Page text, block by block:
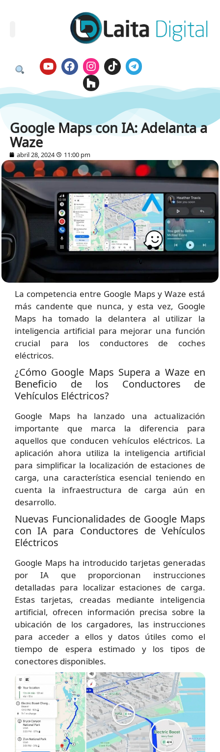
Google Maps con IA: Adelanta a
Waze
abril 28, 2024 11:00 pm
La competencia entre Google Maps y Waze está
más candente que nunca, y esta vez, Google
Maps ha tomado la delantera al utilizar la
inteligencia artificial para mejorar una función
crucial para los conductores de coches
eléctricos.
¿Cómo Google Maps Supera a Waze en
Beneficio de los Conductores de
Vehículos Eléctricos?
Google Maps ha lanzado una actualización
importante que marca la diferencia para
aquellos que conducen vehículos eléctricos. La
aplicación ahora utiliza la inteligencia artificial
para simplificar la localización de estaciones de
carga, una característica esencial teniendo en
cuenta la infraestructura de carga aún en
desarrollo.
Nuevas Funcionalidades de Google Maps
con IA para Conductores de Vehículos
Eléctricos
Google Maps ha introducido tarjetas generadas
por IA que proporcionan instrucciones
detalladas para localizar estaciones de carga.
Estas tarjetas, creadas mediante inteligencia
artificial, ofrecen información precisa sobre la
ubicación de los cargadores, las instrucciones
para acceder a ellos y datos útiles como el
tiempo de espera estimado y los tipos de
conectores disponibles.